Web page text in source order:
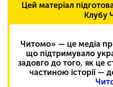
Цей матеріал
Клубу
Читомо» — це медіа
що підтримувало
задовго до того, як це
частиною історії —